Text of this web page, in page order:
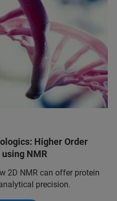
Higher Order
NMR
2D NMR can offer protein
precision.